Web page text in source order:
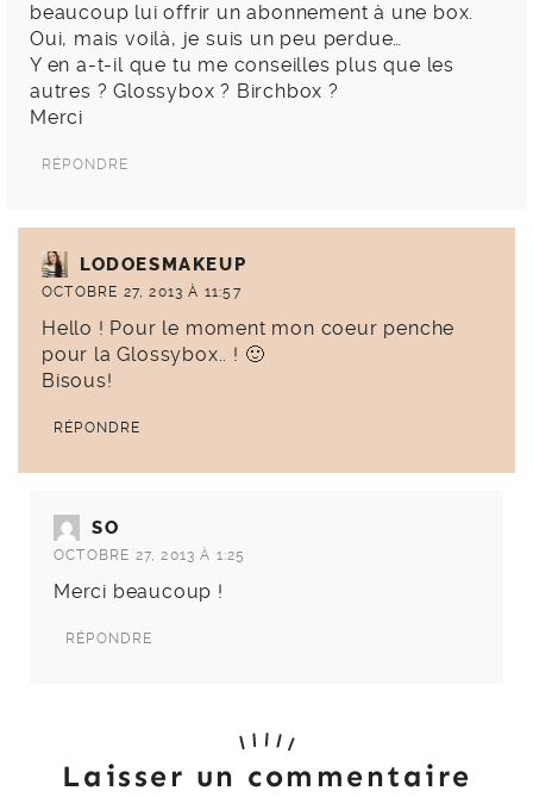
beaucoup lui offrir un abonnement à une box.
Oui, mais voilà, je suis un peu perdue…
Y en a-t-il que tu me conseilles plus que les
autres ? Glossybox ? Birchbox ?
Merci
RÉPONDRE
LODOESMAKEUP
OCTOBRE 27, 2013 À 11:57
Hello ! Pour le moment mon coeur penche
pour la Glossybox.. ! 🙂
Bisous!
RÉPONDRE
SO
OCTOBRE 27, 2013 À 1:25
Merci beaucoup !
RÉPONDRE
Laisser un commentaire